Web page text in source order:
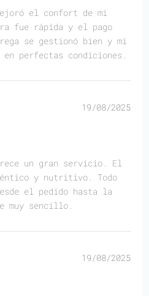
el confort de mi
fue rápida y el pago
se gestionó bien y mi
perfectas condiciones.
19/08/2025
un gran servicio. El
y nutritivo. Todo
el pedido hasta la
muy sencillo.
19/08/2025